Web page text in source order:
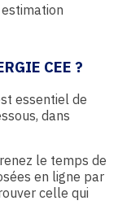
CEE ?
essentiel de
dans
le temps de
en ligne par
celle qui